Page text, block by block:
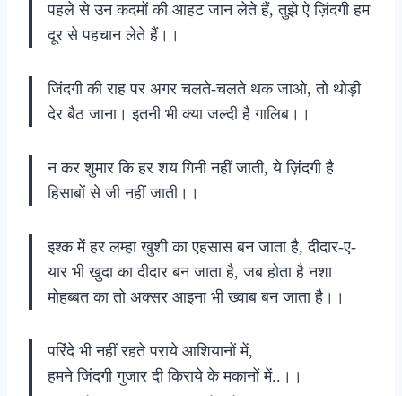
पहले से उन कदमों की आहट जान लेते हैं, तुझे ऐ ज़िंदगी हम
दूर से पहचान लेते हैं।।
जिंदगी की राह पर अगर चलते-चलते थक जाओ, तो थोड़ी
देर बैठ जाना। इतनी भी क्या जल्दी है गालिब।।
न कर शुमार कि हर शय गिनी नहीं जाती, ये ज़िंदगी है
हिसाबों से जी नहीं जाती।।
इश्क में हर लम्हा खुशी का एहसास बन जाता है, दीदार-ए-
यार भी खुदा का दीदार बन जाता है, जब होता है नशा
मोहब्बत का तो अक्सर आइना भी ख्वाब बन जाता है।।
परिंदे भी नहीं रहते पराये आशियानों में,
हमने जिंदगी गुजार दी किराये के मकानों में..।।